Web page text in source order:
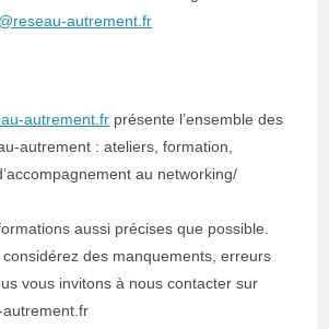
autrement.fr
autrement.fr présente l’ensemble des
autrement : ateliers, formation,
au networking/
aussi précises que possible.
considérez des manquements, erreurs
vous invitons à nous contacter sur